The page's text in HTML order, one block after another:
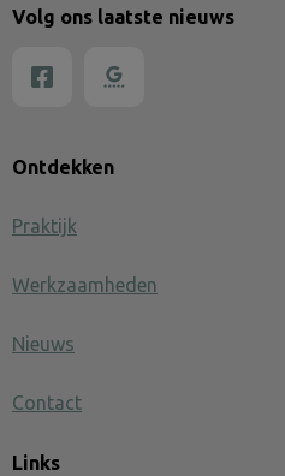
Ontdekken
Praktijk
Werkzaamheden
Nieuws
Contact
Links
Volg ons laatste nieuws